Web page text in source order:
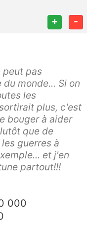
+ -
peut pas
monde... Si on
les
plus, c'est
bouger à aider
que de
guerres à
et j'en
partout!!!
000